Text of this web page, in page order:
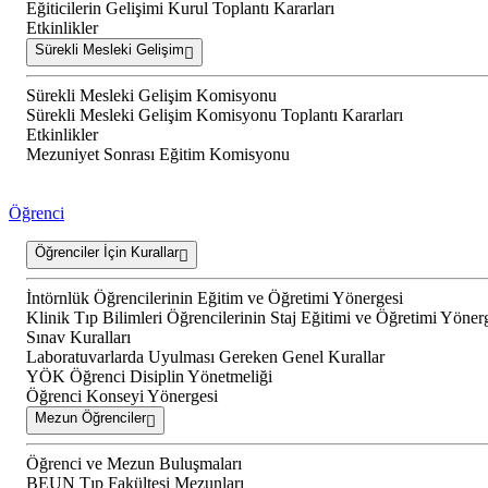
Eğiticilerin Gelişimi Kurul Toplantı Kararları
Etkinlikler
Sürekli Mesleki Gelişim
Sürekli Mesleki Gelişim Komisyonu
Sürekli Mesleki Gelişim Komisyonu Toplantı Kararları
Etkinlikler
Mezuniyet Sonrası Eğitim Komisyonu
Öğrenci
Öğrenciler İçin Kurallar
İntörnlük Öğrencilerinin Eğitim ve Öğretimi Yönergesi
Klinik Tıp Bilimleri Öğrencilerinin Staj Eğitimi ve Öğretimi
Sınav Kuralları
Laboratuvarlarda Uyulması Gereken Genel Kurallar
YÖK Öğrenci Disiplin Yönetmeliği
Öğrenci Konseyi Yönergesi
Mezun Öğrenciler
Öğrenci ve Mezun Buluşmaları
BEUN Tıp Fakültesi Mezunları